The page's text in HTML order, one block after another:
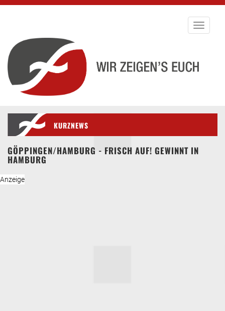
Toggle
KURZNEWS
GÖPPINGEN/HAMBURG - FRISCH AUF! GEWINNT IN
HAMBURG